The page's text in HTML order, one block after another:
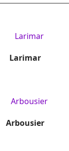
Larimar
Arbousier